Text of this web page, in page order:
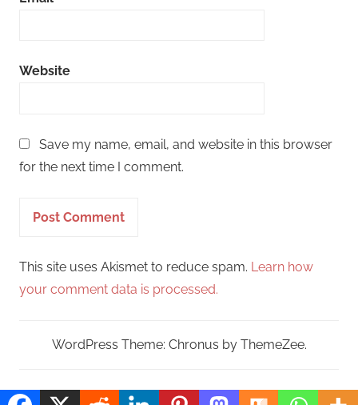
Website
Save my name, email, and website in this browser
for the next time I comment.
This site uses Akismet to reduce spam. Learn how
your comment data is processed.
WordPress Theme: Chronus by ThemeZee.